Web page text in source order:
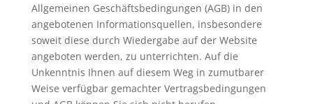
Allgemeinen Geschäftsbedingungen (AGB) in den
angebotenen Informationsquellen, insbesondere
soweit diese durch Wiedergabe auf der Website
angeboten werden, zu unterrichten. Auf die
Unkenntnis Ihnen auf diesem Weg in zumutbarer
Weise verfügbar gemachter Vertragsbedingungen